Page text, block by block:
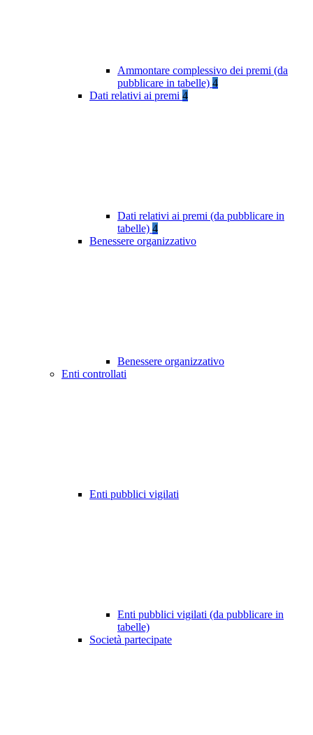
Ammontare complessivo dei premi (da
pubblicare in tabelle) 4
Dati relativi ai premi 4
Dati relativi ai premi (da pubblicare in
tabelle) 4
Benessere organizzativo
Benessere organizzativo
Enti controllati
Enti pubblici vigilati
Enti pubblici vigilati (da pubblicare in
tabelle)
Società partecipate